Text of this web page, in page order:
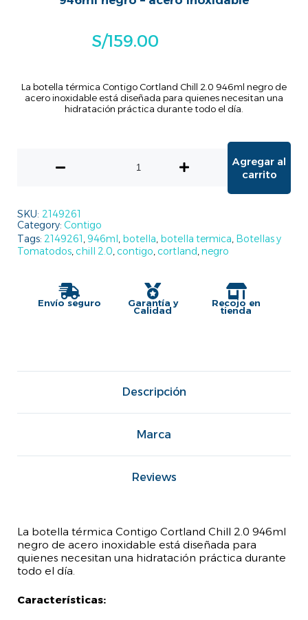
S/159.00
La botella térmica Contigo Cortland Chill 2.0 946ml negro de
acero inoxidable está diseñada para quienes necesitan una
hidratación práctica durante todo el día.
Agregar al
carrito
SKU: 2149261
Category: Contigo
Tags: 2149261 946ml botella botella termica Botellas y
Tomatodos chill 2.0 contigo cortland negro
Envío seguro Garantía y
Calidad
Recojo en
tienda
Descripción
Marca
Reviews
La botella térmica Contigo Cortland Chill 2.0 946ml
negro de acero inoxidable está diseñada para
quienes necesitan una hidratación práctica durante
todo el día.
Características: